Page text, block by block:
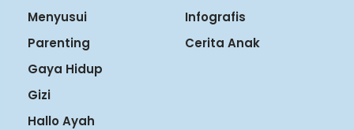
Menyusui
Parenting
Gaya Hidup
Gizi
Hallo Ayah
Infografis
Cerita Anak